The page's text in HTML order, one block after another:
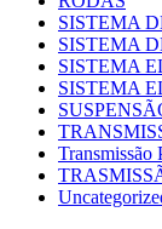
SISTEMA
SISTEMA
SISTEMA
SISTEMA